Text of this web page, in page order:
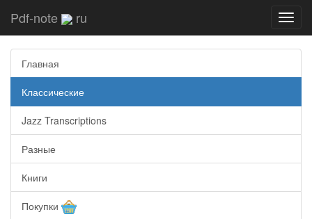
Pdf-note ru
Главная
Классические
Jazz Transcriptions
Разные
Книги
Покупки